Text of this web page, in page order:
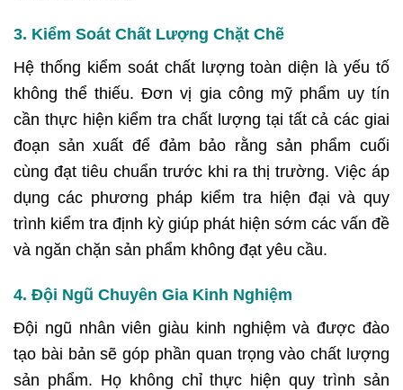
3. Kiểm Soát Chất Lượng Chặt Chẽ
Hệ thống kiểm soát chất lượng toàn diện là yếu tố
không thể thiếu. Đơn vị gia công mỹ phẩm uy tín
cần thực hiện kiểm tra chất lượng tại tất cả các giai
đoạn sản xuất để đảm bảo rằng sản phẩm cuối
cùng đạt tiêu chuẩn trước khi ra thị trường. Việc áp
dụng các phương pháp kiểm tra hiện đại và quy
trình kiểm tra định kỳ giúp phát hiện sớm các vấn đề
và ngăn chặn sản phẩm không đạt yêu cầu.
4. Đội Ngũ Chuyên Gia Kinh Nghiệm
Đội ngũ nhân viên giàu kinh nghiệm và được đào
tạo bài bản sẽ góp phần quan trọng vào chất lượng
sản phẩm. Họ không chỉ thực hiện quy trình sản